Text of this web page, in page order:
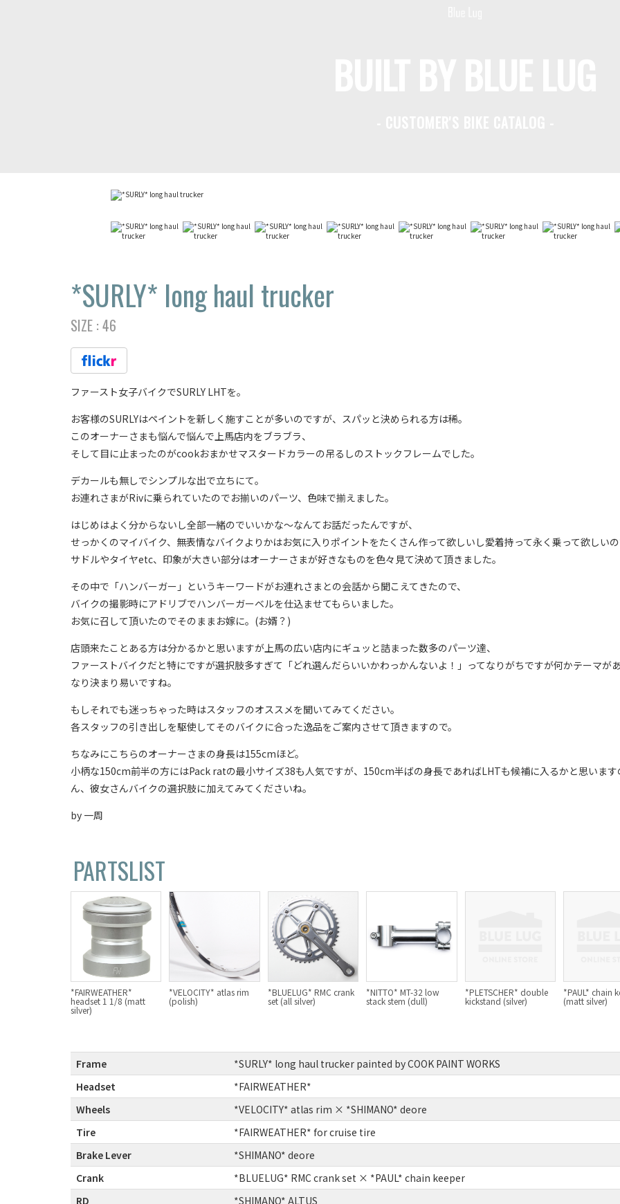
*SURLY* long haul trucker
SIZE : 46
ファースト女子バイクでSURLY LHTを。
お客様のSURLYはペイントを新しく施すことが多いのですが、スパッと決められる方は稀。
このオーナーさまも悩んで悩んで上馬店内をブラブラ、
そして目に止まったのがcookおまかせマスタードカラーの吊るしのストックフレームでした。
デカールも無しでシンプルな出で立ちにて。
お連れさまがRivに乗られていたのでお揃いのパーツ、色味で揃えました。
はじめはよく分からないし全部一緒のでいいかな〜なんてお話だったんですが、
せっかくのマイバイク、無表情なバイクよりかはお気に入りポイントをたくさん作って欲しいし愛着持って永く乗って欲しいの
サドルやタイヤetc、印象が大きい部分はオーナーさまが好きなものを色々見て決めて頂きました。
その中で「ハンバーガー」というキーワードがお連れさまとの会話から聞こえてきたので、
バイクの撮影時にアドリブでハンバーガーベルを仕込ませてもらいました。
お気に召して頂いたのでそのままお嫁に。(お婿？)
店頭来たことある方は分かるかと思いますが上馬の広い店内にギュッと詰まった数多のパーツ達、
ファーストバイクだと特にですが選択肢多すぎて「どれ選んだらいいかわっかんないよ！」ってなりがちですが何かテーマが
なり決まり易いですね。
もしそれでも迷っちゃった時はスタッフのオススメを聞いてみてください。
各スタッフの引き出しを駆使してそのバイクに合った逸品をご案内させて頂きますので。
ちなみにこちらのオーナーさまの身長は155cmほど。
小柄な150cm前半の方にはPack ratの最小サイズ38も人気ですが、150cm半ばの身長であればLHTも候補に入るかと思います
ん、彼女さんバイクの選択肢に加えてみてくださいね。
by 一周
PARTSLIST
*FAIRWEATHER*
headset 1 1/8 (matt
silver)
*VELOCITY* atlas rim
(polish)
*BLUELUG* RMC crank
set (all silver)
*NITTO* MT-32 low
stack stem (dull)
*PLETSCHER* double
kickstand (silver)
*PAUL* chain
(matt silver)
Frame
*SURLY* long haul trucker painted by COOK PAINT WORKS
Headset
*FAIRWEATHER*
Wheels
*VELOCITY* atlas rim × *SHIMANO* deore
Tire
*FAIRWEATHER* for cruise tire
Brake Lever
*SHIMANO* deore
Crank
*BLUELUG* RMC crank set × *PAUL* chain keeper
RD
*SHIMANO* ALTUS